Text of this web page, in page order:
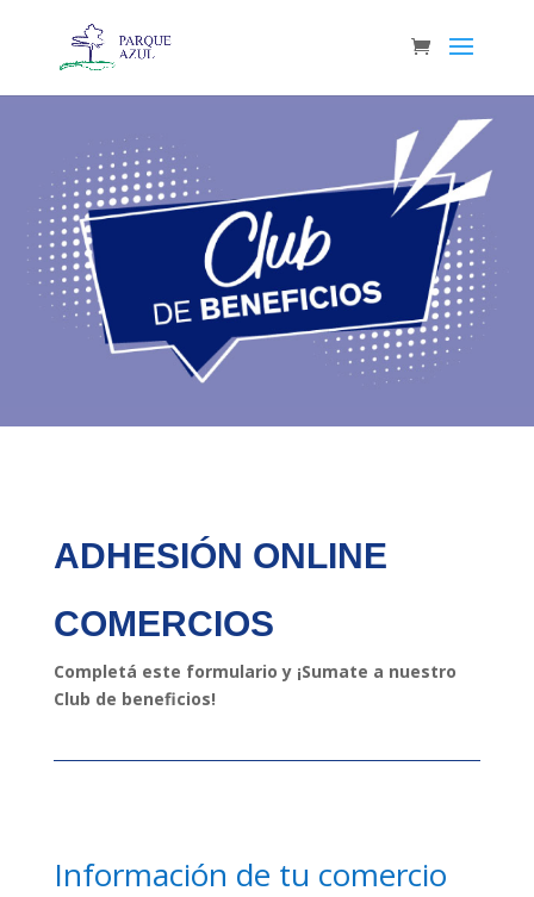
ADHESIÓN ONLINE
COMERCIOS
Completá este formulario y ¡Sumate a nuestro
Club de beneficios!
Información de tu comercio